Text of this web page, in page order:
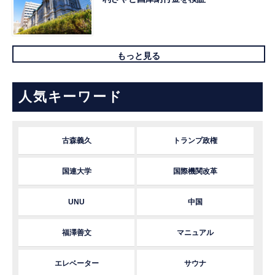
もっと見る
人気キーワード
古森義久 トランプ政権
国連大学 国際機関改革
UNU 中国
福澤善文 マニュアル
エレベーター サウナ